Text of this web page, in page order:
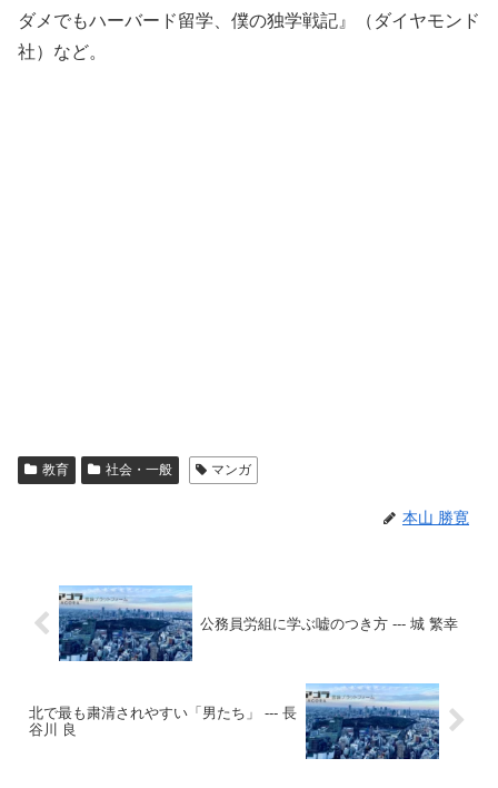
ダメでもハーバード留学、僕の独学戦記』（ダイヤモンド
社）など。
教育 社会・一般 マンガ
本山 勝寛
公務員労組に学ぶ嘘のつき方 --- 城 繁幸
北で最も粛清されやすい「男たち」 --- 長
谷川 良